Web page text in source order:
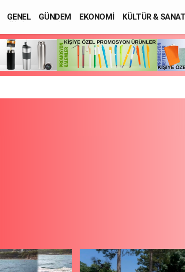
GENEL GÜNDEM EKONOMİ
KÜLTÜR & SANAT